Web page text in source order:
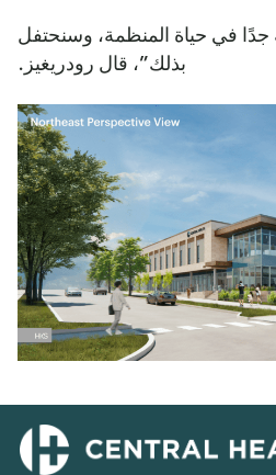
في حياة المنظمة، وسنحتفل
بذلك”، قال رودريغيز.